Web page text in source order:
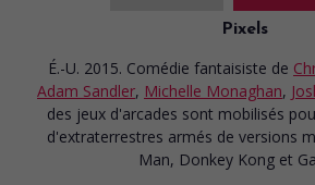
Pixels
É.-U. 2015. Comédie fantaisiste de
Adam Sandler, Michelle Monaghan,
des jeux d'arcades sont mobilisés
d'extraterrestres armés de versions
Man, Donkey Kong et